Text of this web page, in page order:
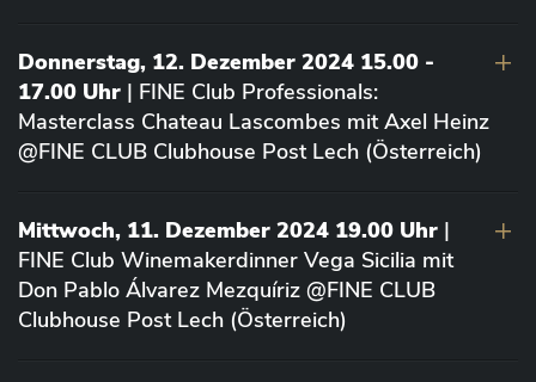
Donnerstag, 12. Dezember 2024 15.00 -
17.00 Uhr | FINE Club Professionals:
Masterclass Chateau Lascombes mit Axel Heinz
@FINE CLUB Clubhouse Post Lech (Österreich)
Mittwoch, 11. Dezember 2024 19.00 Uhr |
FINE Club Winemakerdinner Vega Sicilia mit
Don Pablo Álvarez Mezquíriz @FINE CLUB
Clubhouse Post Lech (Österreich)